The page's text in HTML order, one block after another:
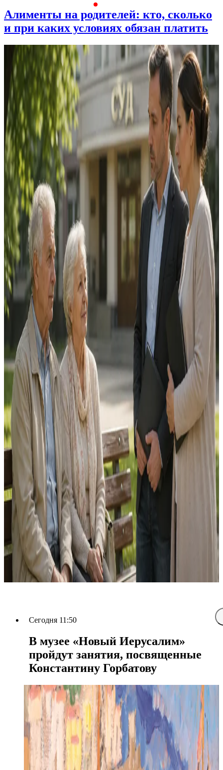
Алименты на родителей: кто, сколько
и при каких условиях обязан платить
Сегодня 11:50
В музее «Новый Иерусалим»
пройдут занятия, посвященные
Константину Горбатову